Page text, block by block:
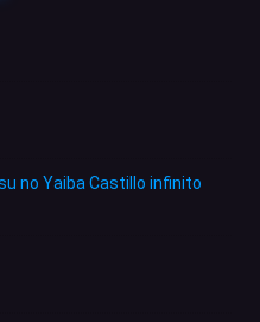
no Yaiba Castillo infinito